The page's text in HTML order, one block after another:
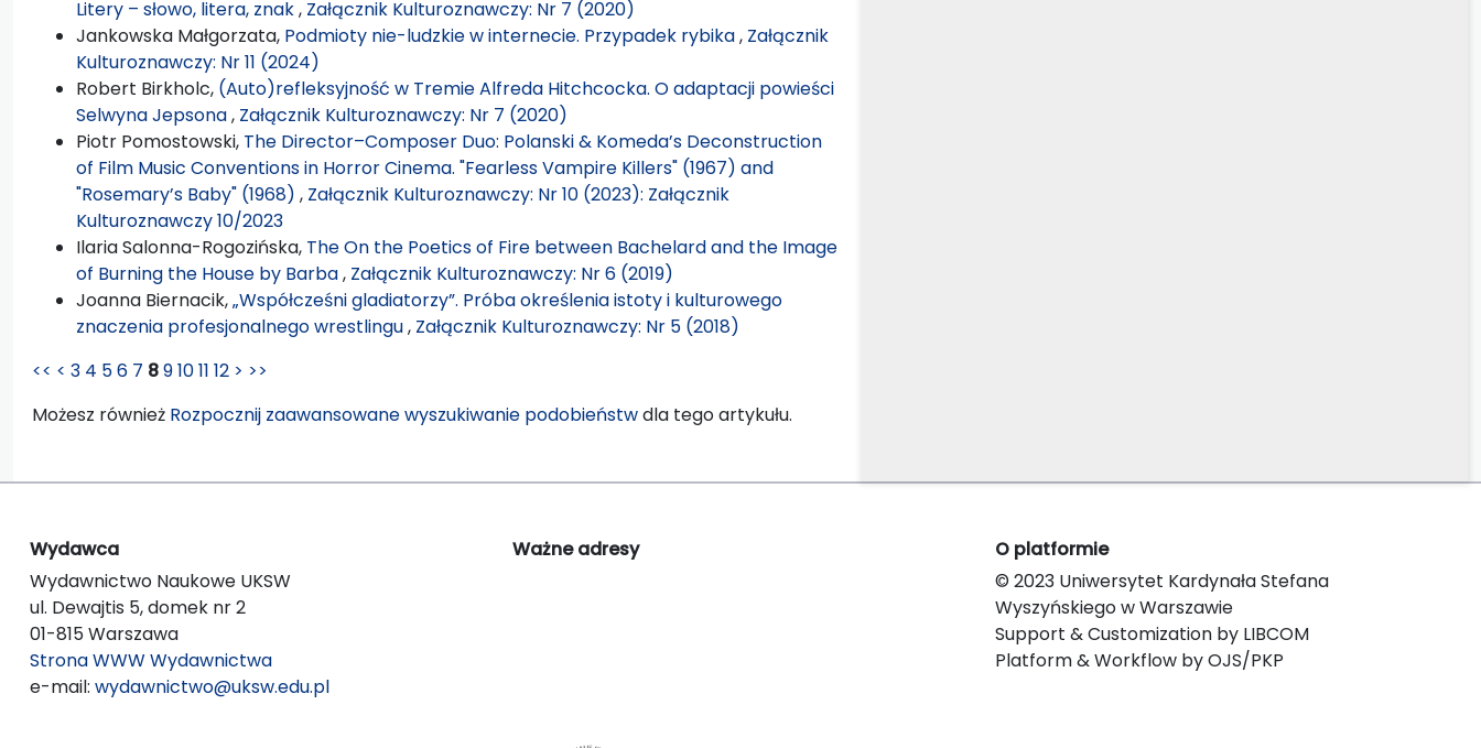
Litery – słowo, litera, znak, Załącznik Kulturoznawczy: Nr 7 (2020)
Jankowska Małgorzata, Podmioty nie-ludzkie w internecie. Przypadek rybika, Załącznik
Kulturoznawczy: Nr 11 (2024)
Robert Birkholc, (Auto)refleksyjność w Tremie Alfreda Hitchcocka. O adaptacji powieści
Selwyna Jepsona, Załącznik Kulturoznawczy: Nr 7 (2020)
Piotr Pomostowski, The Director–Composer Duo: Polanski & Komeda’s Deconstruction
of Film Music Conventions in Horror Cinema. "Fearless Vampire Killers" (1967) and
"Rosemary’s Baby" (1968) , Załącznik Kulturoznawczy: Nr 10 (2023): Załącznik
Kulturoznawczy 10/2023
Ilaria Salonna-Rogozińska, The On the Poetics of Fire between Bachelard and the Image
of Burning the House by Barba, Załącznik Kulturoznawczy: Nr 6 (2019)
Joanna Biernacik,„Współcześni gladiatorzy”. Próba określenia istoty i kulturowego
znaczenia profesjonalnego wrestlingu, Załącznik Kulturoznawczy: Nr 5 (2018)
<< < 3 4 56 7 891011 12 > >>
Możesz również Rozpocznij zaawansowane wyszukiwanie podobieństwdla tego artykułu.
Wydawca
Wydawnictwo Naukowe UKSW
ul. Dewajtis 5, domek nr 2
01-815 Warszawa
Strona WWW Wydawnictwa
e-mail: wydawnictwo@uksw.edu.pl
Ważne adresy
O platformie
© 2023 Uniwersytet Kardynała Stefana
Wyszyńskiego w Warszawie
Support & Customization by LIBCOM
Platform & Workflow by OJS/PKP